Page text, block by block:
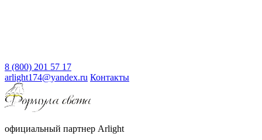
8 (800) 201 57 17
arlight174@yandex.ru Контакты
официальный партнер Arlight